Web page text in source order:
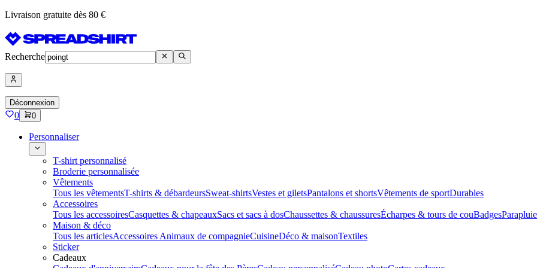
Livraison gratuite dès 80 €
Recherche
Déconnexion
0 0
Personnaliser
T-shirt personnalisé
Broderie personnalisée
Vêtements
Tous les vêtementsT-shirts & débardeursSweat-shirtsVestes et giletsPantalons et shortsVêtements de sportDurables
Accessoires
Tous les accessoiresCasquettes & chapeauxSacs et sacs à dosChaussettes & chaussuresÉcharpes & tours de couBadges
Maison & déco
Tous les articlesAccessoires Animaux de compagnieCuisineDéco & maisonTextiles
Sticker
Cadeaux